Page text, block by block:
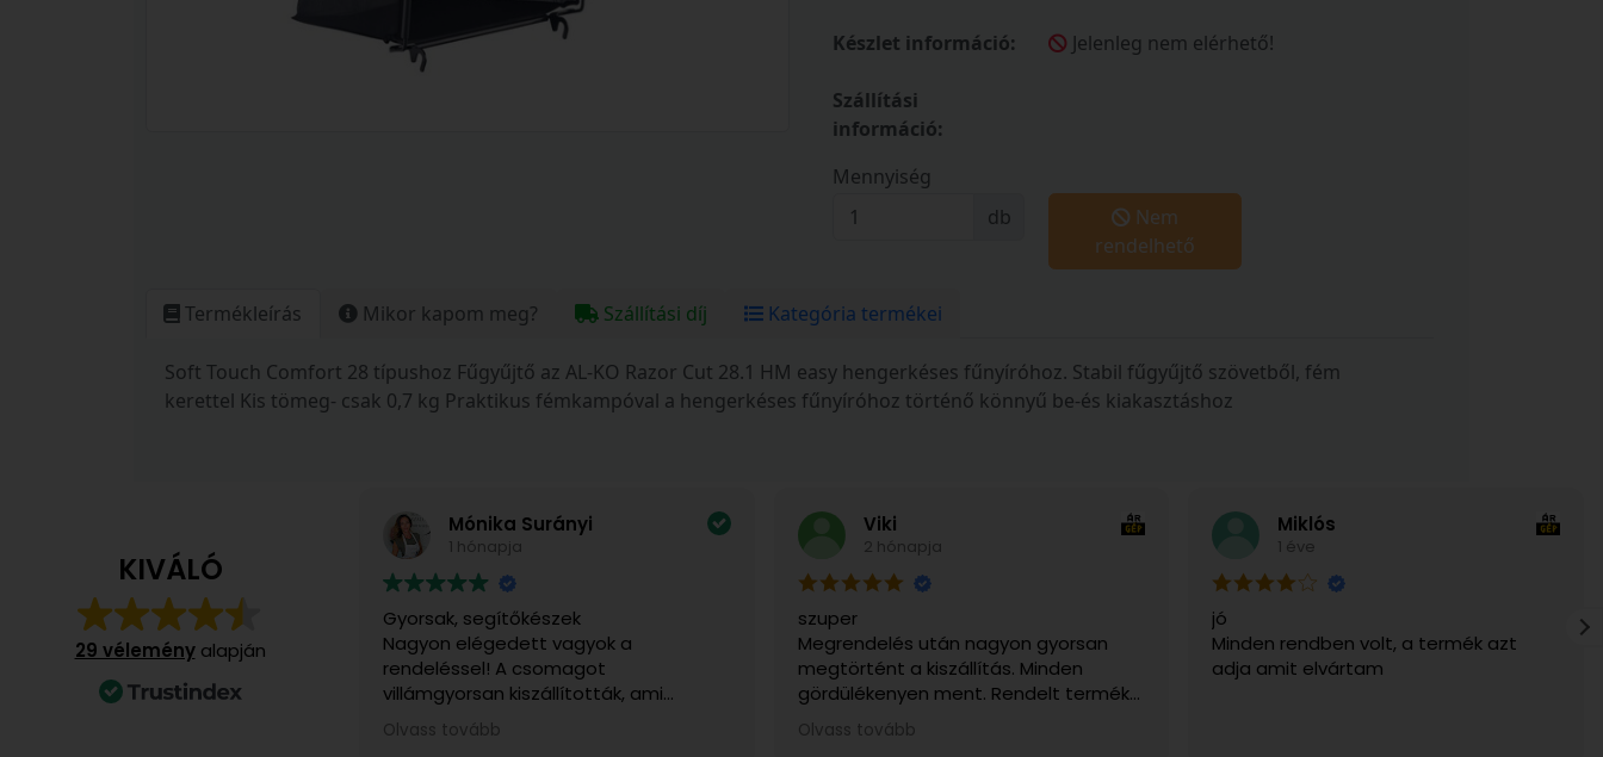
Készlet információ: Jelenleg nem elérhető!
Szállítási
információ:
Mennyiség
db
Nem
rendelhető
Termékleírás Mikor kapom meg? Szállítási díj Kategória termékei
Soft Touch Comfort 28 típushoz Fűgyűjtő az AL-KO Razor Cut 28.1 HM easy hengerkéses fűnyíróhoz. Stabil fűgyűjtő szövetből, fém
kerettel Kis tömeg- csak 0,7 kg Praktikus fémkampóval a hengerkéses fűnyíróhoz történő könnyű be-és kiakasztáshoz
KIVÁLÓ
29 véleményalapján
Mónika Surányi
1 hónapja
Gyorsak, segítőkészek
Nagyon elégedett vagyok a
rendeléssel! A csomagot
villámgyorsan kiszállították, ami
számomra különösen fontos volt, mert
ajándékba rendeltem. Telefonon is
Olvass tovább
Viki
2 hónapja
szuper
Megrendelés után nagyon gyorsan
megtörtént a kiszállítás. Minden
gördülékenyen ment. Rendelt termék
sérülésmentesen érkezett meg. Csak
ajánlani tudom.
Olvass tovább
Miklós
1 éve
jó
Minden rendben volt, a termék azt
adja amit elvártam